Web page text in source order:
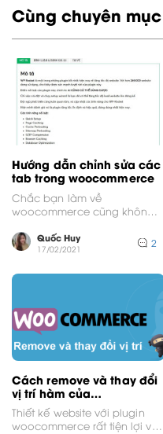
Cùng chuyên mục
Hướng dẫn chỉnh sửa các
tab trong woocommerce
Chắc bạn làm về
woocommerce cũng không ít
hàng có những yêu cầu...
Quốc Huy
17/02/2021 2
Cách remove và thay đổi
vị trí hàm của
woocommerce
Thiết kế website với plugin
woocommerce rất tiện lợi và